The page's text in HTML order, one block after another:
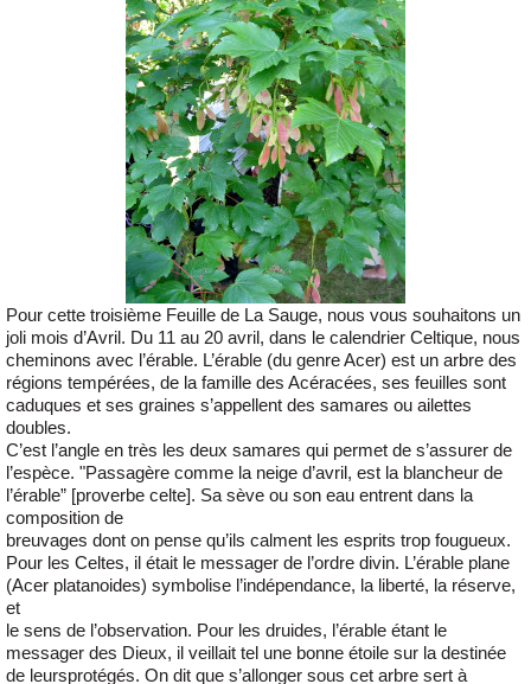
Pour cette troisième Feuille de La Sauge, nous vous souhaitons un
joli mois d’Avril. Du 11 au 20 avril, dans le calendrier Celtique, nous
cheminons avec l’érable. L’érable (du genre Acer) est un arbre des
régions tempérées, de la famille des Acéracées, ses feuilles sont
caduques et ses graines s’appellent des samares ou ailettes
doubles.
C’est l’angle en très les deux samares qui permet de s’assurer de
l’espèce. "Passagère comme la neige d’avril, est la blancheur de
l’érable” [proverbe celte]. Sa sève ou son eau entrent dans la
composition de
breuvages dont on pense qu’ils calment les esprits trop fougueux.
Pour les Celtes, il était le messager de l’ordre divin. L’érable plane
(Acer platanoides) symbolise l’indépendance, la liberté, la réserve,
et
le sens de l’observation. Pour les druides, l’érable étant le
messager des Dieux, il veillait tel une bonne étoile sur la destinée
de leursprotégés. On dit que s’allonger sous cet arbre sert à